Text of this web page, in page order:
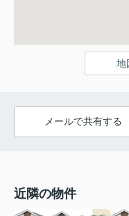
地
メールで共有する
近隣の物件